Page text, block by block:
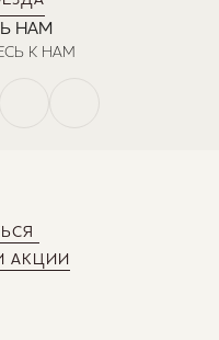
АКЦИИ
НАМ
К НАМ